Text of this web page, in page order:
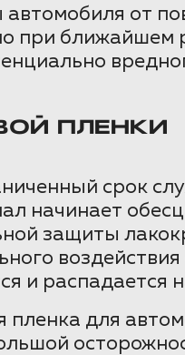
автомобиля от
при
ПЛЕНКИ
срок
начинает
защиты
и распадается
для